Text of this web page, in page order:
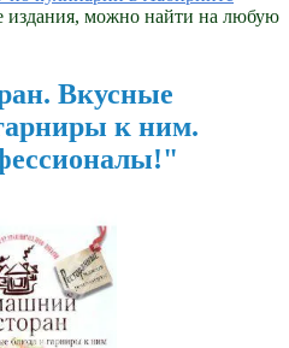
издания, можно найти на любую
Вкусные
к ним.